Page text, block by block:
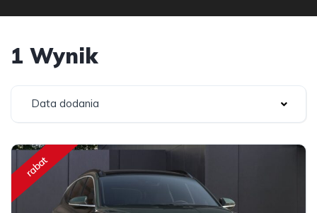
1 Wynik
Data dodania
rabat